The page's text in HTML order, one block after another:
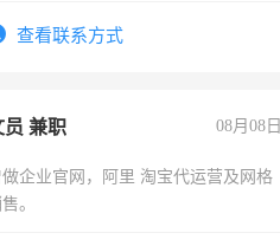
查看联系方式
员 兼职 08月08日
做企业官网，阿里 淘宝代运营及网格
。